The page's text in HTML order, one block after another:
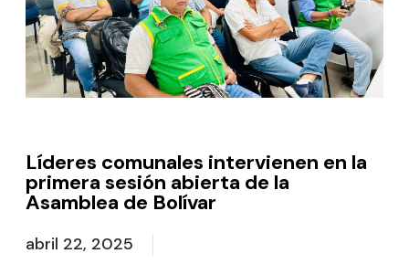
Líderes comunales intervienen en la
primera sesión abierta de la
Asamblea de Bolívar
abril 22, 2025